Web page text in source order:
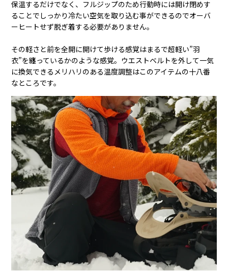
保温するだけでなく、フルジップのため行動時には開け閉めす
ることでしっかり冷たい空気を取り込む事ができるのでオーバ
ーヒートせず脱ぎ着する必要がありません。
その軽さと前を全開に開けて歩ける感覚はまるで超軽い”羽
衣”を纏っているかのような感覚。ウエストベルトを外して一気
に換気できるメリハリのある温度調整はこのアイテムの十八番
なところです。